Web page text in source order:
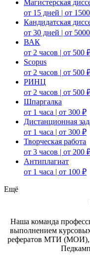
Магистерская
от 15 дней | от
Кандидатская
от 30 дней | от
ВАК
от 2 часов | от 500
Scopus
от 2 часов | от 500
РИНЦ
от 2 часов | от 500
Шпаргалка
от 1 часа | от 300 ₽
Дистанционная
от 1 часа | от 300 ₽
Творческая работа
от 3 часов | от 200
Антиплагиат
от 1 часа | от 100 ₽
Ещё
Наша команда
выполнением
рефератов МТИ